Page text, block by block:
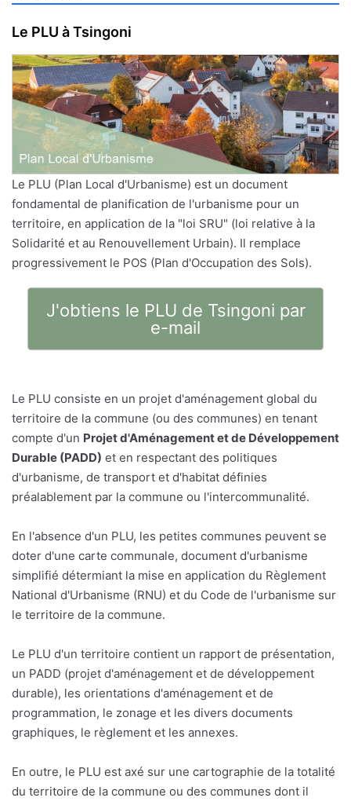
Le PLU à Tsingoni
Le PLU (Plan Local d'Urbanisme) est un document
fondamental de planification de l'urbanisme pour un
territoire, en application de la "loi SRU" (loi relative à la
Solidarité et au Renouvellement Urbain). Il remplace
progressivement le POS (Plan d'Occupation des Sols).
J'obtiens le PLU de Tsingoni par
e-mail
Le PLU consiste en un projet d'aménagement global du
territoire de la commune (ou des communes) en tenant
compte d'un Projet d'Aménagement et de Développement
Durable (PADD) et en respectant des politiques
d'urbanisme, de transport et d'habitat définies
préalablement par la commune ou l'intercommunalité.
En l'absence d'un PLU, les petites communes peuvent se
doter d'une carte communale, document d'urbanisme
simplifié détermiant la mise en application du Règlement
National d'Urbanisme (RNU) et du Code de l'urbanisme sur
le territoire de la commune.
Le PLU d'un territoire contient un rapport de présentation,
un PADD (projet d'aménagement et de développement
durable), les orientations d'aménagement et de
programmation, le zonage et les divers documents
graphiques, le règlement et les annexes.
En outre, le PLU est axé sur une cartographie de la totalité
du territoire de la commune ou des communes dont il